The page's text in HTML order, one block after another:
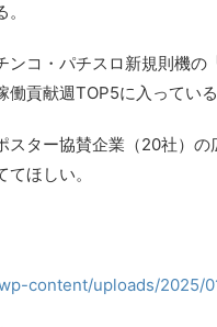
ンコ・パチスロ新規則機の
貢献週TOP5に入ってい
ター協賛企業（20社）
ほしい。
content/uploads/2025/